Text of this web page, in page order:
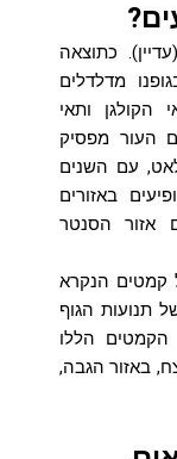
כתוצאה
מדלדלים
הקולגן ותאי
העור מפסיק
עם השנים
באזורים
אזור הסנטר
קמטים הנקרא
תנועות הגוף
הקמטים הללו
באזור הגבה,